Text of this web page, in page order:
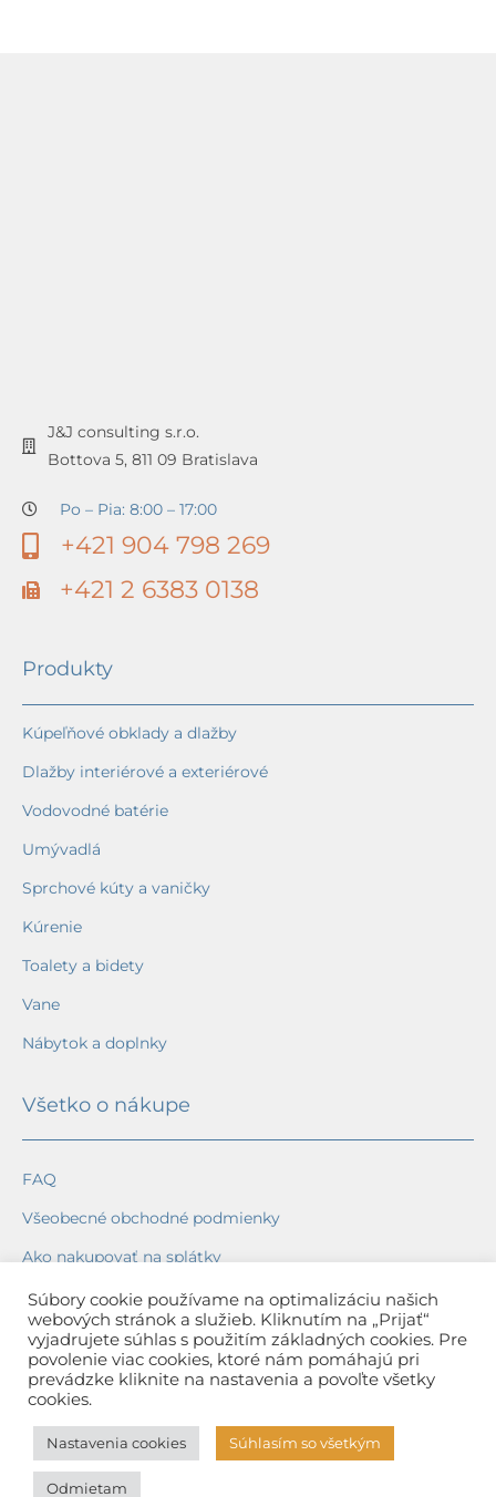
J&J consulting s.r.o.
Bottova 5, 811 09 Bratislava
Po – Pia: 8:00 – 17:00
+421 904 798 269
+421 2 6383 0138
Produkty
Kúpeľňové obklady a dlažby
Dlažby interiérové a exteriérové
Vodovodné batérie
Umývadlá
Sprchové kúty a vaničky
Kúrenie
Toalety a bidety
Vane
Nábytok a doplnky
Všetko o nákupe
FAQ
Všeobecné obchodné podmienky
Ako nakupovať na splátky
Ochrana osobných údajov
Reklamačný poriadok
Spôsob a cena dopravy
Spôsob platby
Záruka na tovar
Súbory cookie používame na optimalizáciu našich
webových stránok a služieb. Kliknutím na „Prijať“
vyjadrujete súhlas s použitím základných cookies. Pre
povolenie viac cookies, ktoré nám pomáhajú pri
prevádzke kliknite na nastavenia a povoľte všetky
cookies.
Nastavenia cookies Súhlasím so všetkým
Odmietam